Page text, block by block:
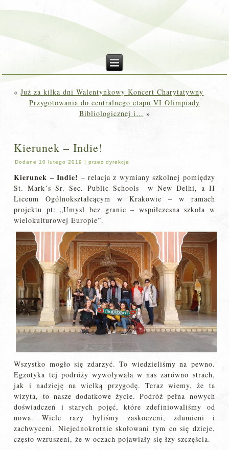
«Już za kilka dni Walentynkowy Koncert Charytatywny
Przygotowania do centralnego etapu VI Olimpiady
Bibliologicznej i… »
Kierunek – Indie!
Dodane 10 lutego 2019 |przez dyrekcja
Kierunek – Indie! – relacja z wymiany szkolnej pomiędzy
St. Mark´s Sr. Sec. Public Schools w New Delhi, a II
Liceum Ogólnokształcącym w Krakowie – w ramach
projektu pt: „Umysł bez granic – współczesna szkoła w
wielokulturowej Europie”.
Wszystko mogło się zdarzyć. To wiedzieliśmy na pewno.
Egzotyka tej podróży wywoływała w nas zarówno strach,
jak i nadzieję na wielką przygodę. Teraz wiemy, że ta
wizyta, to nasze dodatkowe życie. Podróż pełna nowych
doświadczeń i starych pojęć, które zdefiniowaliśmy od
nowa. Wiele razy byliśmy zaskoczeni, zdumieni i
zachwyceni. Niejednokrotnie skołowani tym co się dzieje,
często wzruszeni, że w oczach pojawiały się łzy szczęścia.